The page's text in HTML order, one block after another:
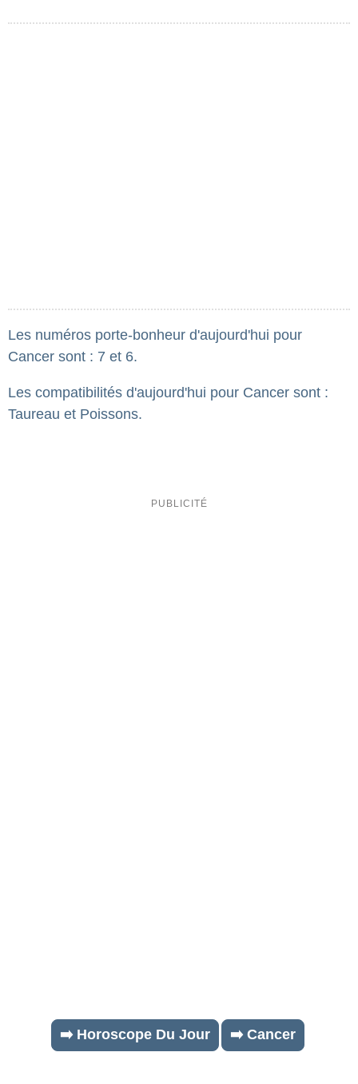
Les numéros porte-bonheur d'aujourd'hui pour
Cancer sont : 7 et 6.
Les compatibilités d'aujourd'hui pour Cancer sont :
Taureau et Poissons.
➡️ Horoscope Du Jour ➡️ Cancer